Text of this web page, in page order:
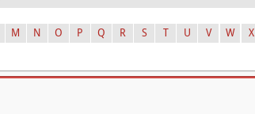
M N O P Q R S T U V W X